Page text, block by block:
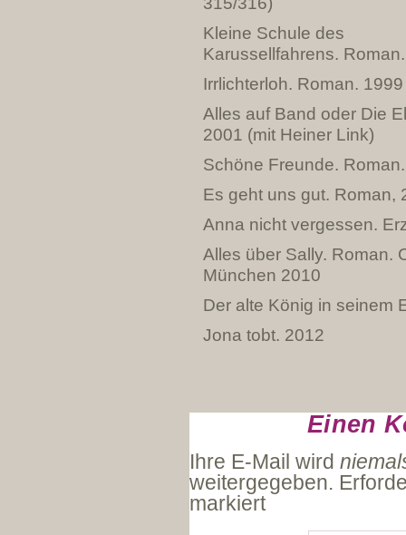
Kleine Schule des
Karussellfahrens.
Irrlichterloh. Roman. 1999
Alles auf Band oder Die
2001 (mit Heiner Link)
Schöne Freunde.
Es geht uns gut. Roman,
Anna nicht vergessen.
Alles über Sally. Roman.
München 2010
Der alte König in seinem
Jona tobt. 2012
Einen
Ihre E-Mail wird
weitergegeben.
markiert